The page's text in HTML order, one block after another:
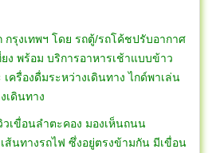
กรุงเทพฯ โดย รถตู้/รถโค้ชปรับอากาศ
ง พร้อม บริการอาหารเช้าแบบข้าว
ครื่องดื่มระหว่างเดินทาง ไกด์พาเล่น
เดินทาง
เขื่อนลำตะคอง มองเห็นถนน
ส้นทางรถไฟ ซึ่งอยู่ตรงข้ามกัน มีเขื่อน